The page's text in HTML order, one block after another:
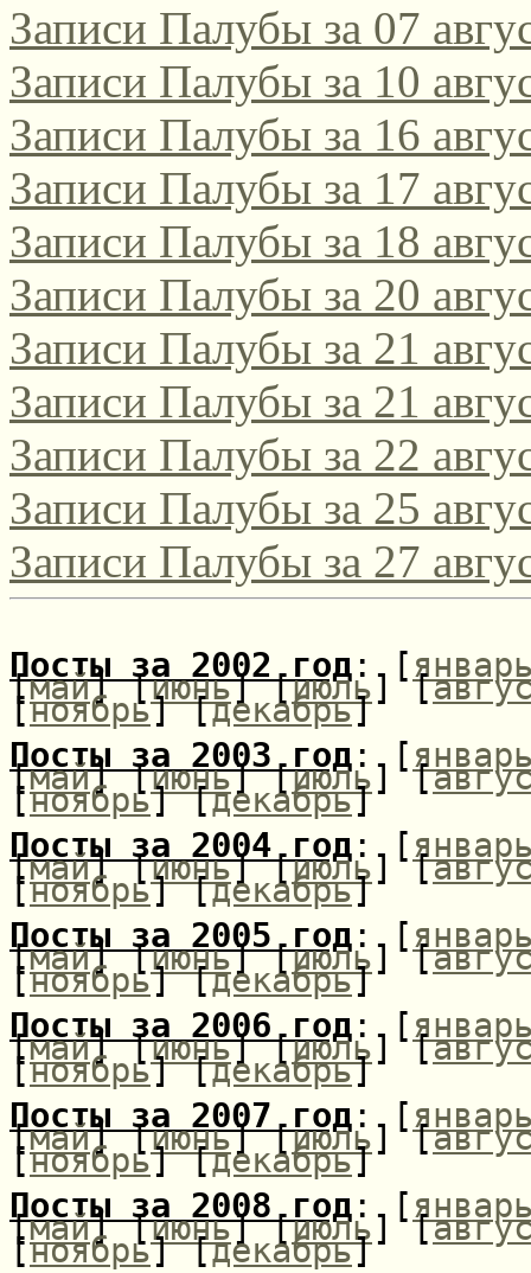
Участвуйте в
поэтическом интернет-
2021/2022!
Да, этот конкурс,
русскоязычных поэтов
поэтов-россиян,
Соответствующее
[url=http://
Записи Палубы за 07
Записи Палубы за 10
Записи Палубы за 16
Записи Палубы за 17
Записи Палубы за 18
Записи Палубы за 20
Записи Палубы за 21
Записи Палубы за 21
Записи Палубы за 22
Записи Палубы за 25
Записи Палубы за 27
Посты за 2002 год : [
[май] [июнь] [июль] [
[ноябрь] [декабрь]
Посты за 2003 год : [
[май] [июнь] [июль] [
[ноябрь] [декабрь]
Посты за 2004 год : [
[май] [июнь] [июль] [
[ноябрь] [декабрь]
Посты за 2005 год : [
[май] [июнь] [июль] [
[ноябрь] [декабрь]
Посты за 2006 год : [
[май] [июнь] [июль] [
[ноябрь] [декабрь]
Посты за 2007 год : [
[май] [июнь] [июль] [
[ноябрь] [декабрь]
Посты за 2008 год : [
[май] [июнь] [июль] [
[ноябрь] [декабрь]